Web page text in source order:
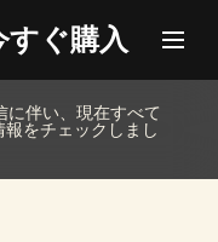
すぐ購入
伴い、現在すべて
をチェックしまし